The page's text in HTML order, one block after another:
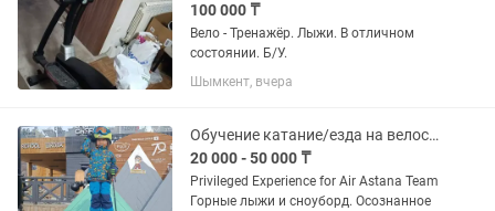
100 000 ₸
Вело - Тренажёр. Лыжи. В отличном
состоянии. Б/У.
Шымкент, вчера
Обучение катание/езда на велосипеде,горные лыжи,сноуборд
20 000 - 50 000 ₸
Privileged Experience for Air Astana Team
Горные лыжи и сноуборд. Осознанное